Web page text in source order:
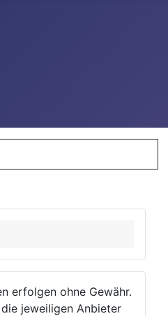
erfolgen ohne Gewähr.
jeweiligen Anbieter